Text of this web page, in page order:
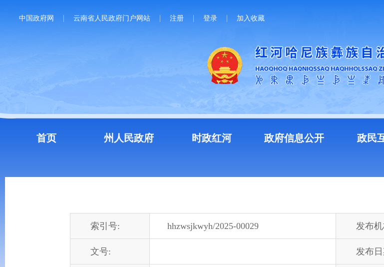
中国政府网 云南省人民政府门户网站 注册 登录 加入收藏
首页 州人民政府 时政红河 政府信息公开 政民
索引号: hhzwsjkwyh/2025-00029 发布
文号: 发布